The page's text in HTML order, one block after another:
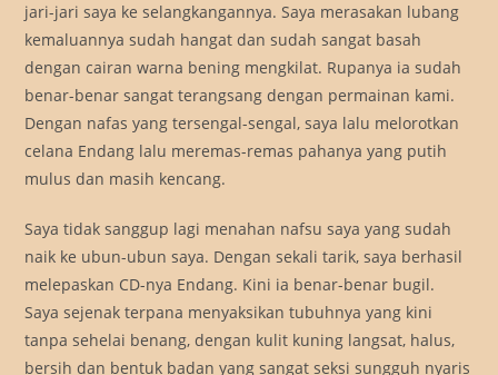
jari-jari saya ke selangkangannya. Saya merasakan lubang
kemaluannya sudah hangat dan sudah sangat basah
dengan cairan warna bening mengkilat. Rupanya ia sudah
benar-benar sangat terangsang dengan permainan kami.
Dengan nafas yang tersengal-sengal, saya lalu melorotkan
celana Endang lalu meremas-remas pahanya yang putih
mulus dan masih kencang.
Saya tidak sanggup lagi menahan nafsu saya yang sudah
naik ke ubun-ubun saya. Dengan sekali tarik, saya berhasil
melepaskan CD-nya Endang. Kini ia benar-benar bugil.
Saya sejenak terpana menyaksikan tubuhnya yang kini
tanpa sehelai benang, dengan kulit kuning langsat, halus,
bersih dan bentuk badan yang sangat seksi sungguh nyaris